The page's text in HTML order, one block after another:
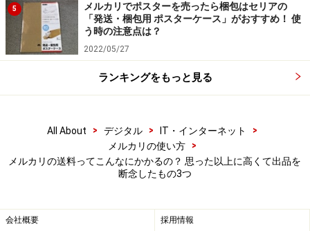
販売価格は送料をベースにして決めていく
メルカリに出品する場合、多くの出品者はまず販売価格
を気にします。しかし、それより先に考えたいのは送料
です。筆者の場合、不用品があったら「いくらで売れる
はいくらかな？」と考えます。そして販売価格を調べて
みて、送料の割合を計算していきます。もちろん相場を
基準にはするのですが、送料も同じくらい重要な基準に
5
メルカリでポスターを売ったら梱包はセリアの
「発送・梱包用 ポスターケース」がおすすめ！ 使
う時の注意点は？
2022/05/27
ランキングをもっと見る
All About > デジタル > IT・インターネット
>
メルカリの使い方
>
メルカリの送料ってこんなにかかるの？ 思った以上に高くて出品を
断念したもの3つ
会社概要 採用情報